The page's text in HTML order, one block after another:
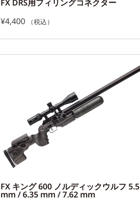
FX DRS用フィリングコネクター
¥4,400 （税込）
FX キング 600 ノルディックウルフ 5.5
mm / 6.35 mm / 7.62 mm